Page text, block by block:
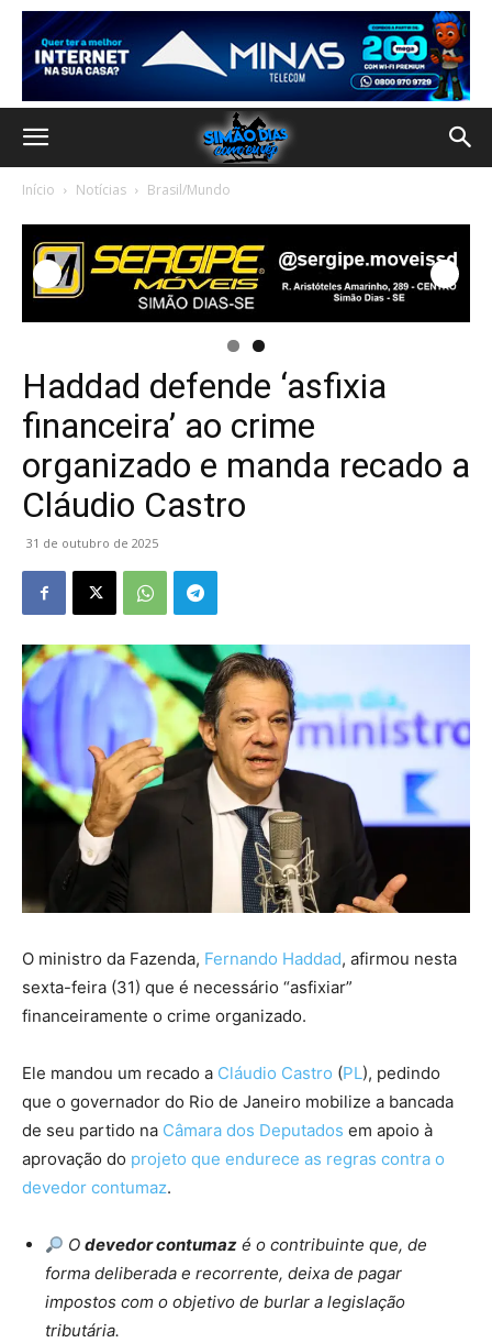
Início Notícias Brasil/Mundo
Haddad defende ‘asfixia
financeira’ ao crime
organizado e manda recado a
Cláudio Castro
31 de outubro de 2025
O ministro da Fazenda, Fernando Haddad, afirmou nesta
sexta-feira (31) que é necessário “asfixiar”
financeiramente o crime organizado.
Ele mandou um recado a Cláudio Castro (PL), pedindo
que o governador do Rio de Janeiro mobilize a bancada
de seu partido na Câmara dos Deputados em apoio à
aprovação do projeto que endurece as regras contra o
devedor contumaz.
Odevedor contumaz é o contribuinte que, de
forma deliberada e recorrente, deixa de pagar
impostos com o objetivo de burlar a legislação
tributária.